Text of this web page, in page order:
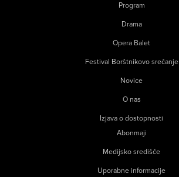
Program
Drama
Opera Balet
Festival Borštnikovo srečanje
Novice
O nas
Izjava o dostopnosti
Abonmaji
Medijsko središče
Uporabne informacije